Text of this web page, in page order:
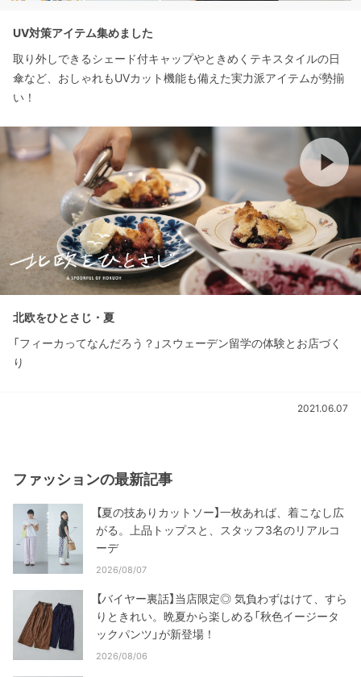
UV対策アイテム集めました
取り外しできるシェード付キャップやときめくテキスタイルの日
傘など、おしゃれもUVカット機能も備えた実力派アイテムが勢揃
い！
北欧をひとさじ・夏
「フィーカってなんだろう？」スウェーデン留学の体験とお店づく
り
2021.06.07
ファッションの最新記事
【夏の技ありカットソー】一枚あれば、着こなし広
がる。上品トップスと、スタッフ3名のリアルコ
ーデ
2026/08/07
【バイヤー裏話】当店限定◎ 気負わずはけて、すら
りときれい。晩夏から楽しめる「秋色イージータ
ックパンツ」が新登場！
2026/08/06